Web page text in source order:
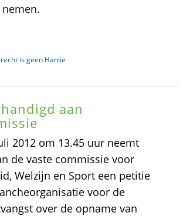
is geen Harrie
aan
2012 om 13.45 uur neemt
de vaste commissie voor
Welzijn en Sport een petitie
voor de
over de opname van